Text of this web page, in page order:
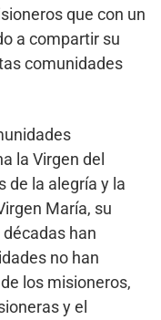
que con un
a compartir su
comunidades
la Virgen del
de la alegría y la
María, su
han
no han
los misioneros,
y el